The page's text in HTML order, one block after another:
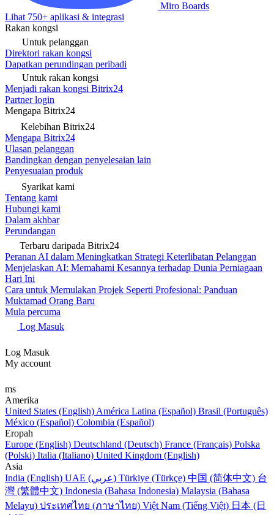
Miro Boards
Lihat 750+ aplikasi & integrasi
Rakan kongsi
Untuk pelanggan
Direktori rakan kongsi
Dapatkan perundingan peribadi
Untuk rakan kongsi
Menjadi rakan kongsi Bitrix24
Partner login
Mengapa Bitrix24
Kelebihan Bitrix24
Mengapa Bitrix24
Ulasan pelanggan
Bandingkan dengan penyelesaian lain
Penyesuaian produk
Syarikat kami
Tentang kami
Hubungi kami
Dalam akhbar
Perundangan
Terbaru daripada Bitrix24
Peranan AI dalam Meningkatkan Strategi Keterlibatan Pelanggan
Menjelaskan AI: Memahami Kesannya terhadap Dunia Perniagaan
Hari Ini
Cara untuk Memulakan Projek Seperti Profesional: Panduan
Muktamad Orang Baru
Mula percuma
Log Masuk
Log Masuk
My account
ms
Amerika
United States (English) América Latina (Español) Brasil (Português)
México (Español) Colombia (Español)
Eropah
Europe (English) Deutschland (Deutsch) France (Français) Polska
(Polski) Italia (Italiano) United Kingdom (English)
Asia
India (English)
UAE (عربي) Türkiye (Türkçe) 中国 (简体中文) 台
灣 (繁體中文) Indonesia (Bahasa Indonesia) Malaysia (Bahasa
Melayu) ประเทศไทย (ภาษาไทย) Việt Nam (Tiếng Việt) 日本 (日